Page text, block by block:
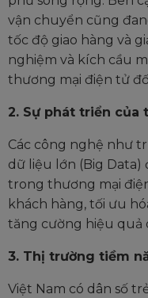
vận chuyển cũng
tốc độ giao hàng và
nghiệm và kích cầu
thương mại điện tử
2. Sự phát triển của
Các công nghệ như
dữ liệu lớn (Big
trong thương mại
khách hàng, tối ưu
tăng cường hiệu quả
3. Thị trường tiềm
Việt Nam có dân số